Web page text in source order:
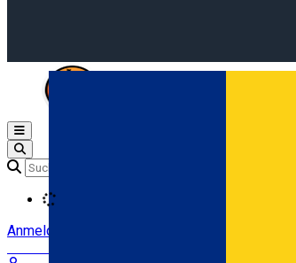
Open main menu
Anmeldung